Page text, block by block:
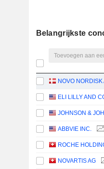
Belangrijkste
Toevoegen aan
NOVO NORDISK
ELI LILLY AND
JOHNSON &
ABBVIE INC.
ROCHE
NOVARTIS AG